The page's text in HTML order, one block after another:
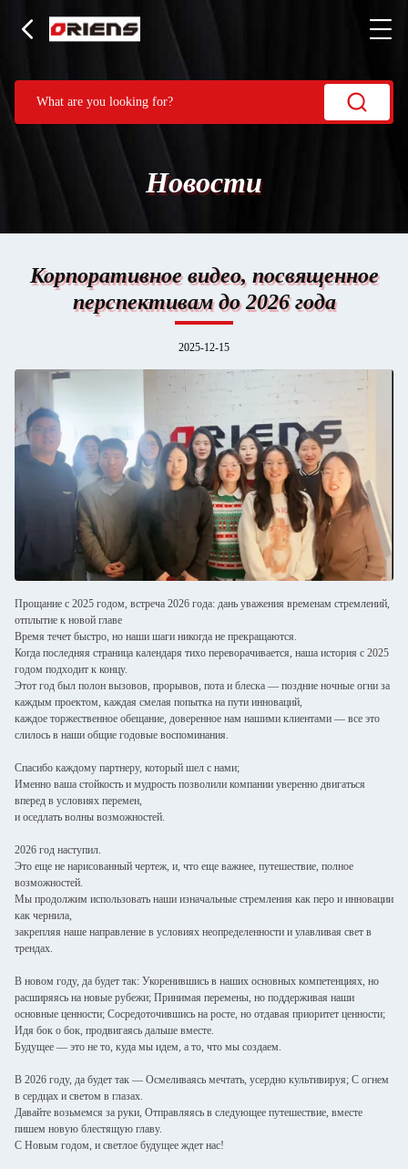
Новости
Корпоративное видео, посвященное
перспективам до 2026 года
2025-12-15
Прощание с 2025 годом, встреча 2026 года: дань уважения временам стремлений,
отплытие к новой главе
Время течет быстро, но наши шаги никогда не прекращаются.
Когда последняя страница календаря тихо переворачивается, наша история с 2025
годом подходит к концу.
Этот год был полон вызовов, прорывов, пота и блеска — поздние ночные огни за
каждым проектом, каждая смелая попытка на пути инноваций,
каждое торжественное обещание, доверенное нам нашими клиентами — все это
слилось в наши общие годовые воспоминания.
Спасибо каждому партнеру, который шел с нами;
Именно ваша стойкость и мудрость позволили компании уверенно двигаться
вперед в условиях перемен,
и оседлать волны возможностей.
2026 год наступил.
Это еще не нарисованный чертеж, и, что еще важнее, путешествие, полное
возможностей.
Мы продолжим использовать наши изначальные стремления как перо и инновации
как чернила,
закрепляя наше направление в условиях неопределенности и улавливая свет в
трендах.
В новом году, да будет так: Укоренившись в наших основных компетенциях, но
расширяясь на новые рубежи; Принимая перемены, но поддерживая наши
основные ценности; Сосредоточившись на росте, но отдавая приоритет ценности;
Идя бок о бок, продвигаясь дальше вместе.
Будущее — это не то, куда мы идем, а то, что мы создаем.
В 2026 году, да будет так — Осмеливаясь мечтать, усердно культивируя; С огнем
в сердцах и светом в глазах.
Давайте возьмемся за руки, Отправляясь в следующее путешествие, вместе
пишем новую блестящую главу.
С Новым годом, и светлое будущее ждет нас!